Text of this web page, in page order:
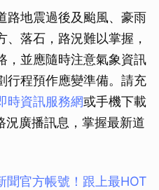
路地震過後及颱風、豪雨
、落石，路況難以掌握，
，並應隨時注意氣象資訊
行程預作應變準備。請充
時資訊服務網或手機下載
況廣播訊息，掌握最新道
聞官⽅帳號！跟上最HOT